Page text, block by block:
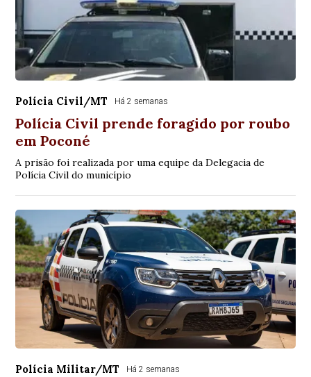
Polícia Civil/MT Há 2 semanas
Polícia Civil prende foragido por roubo
em Poconé
A prisão foi realizada por uma equipe da Delegacia de
Polícia Civil do município
Polícia Militar/MT Há 2 semanas